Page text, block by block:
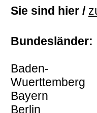
Sie sind hier /
Bundesländer:
Baden-
Wuerttemberg
Bayern
Berlin